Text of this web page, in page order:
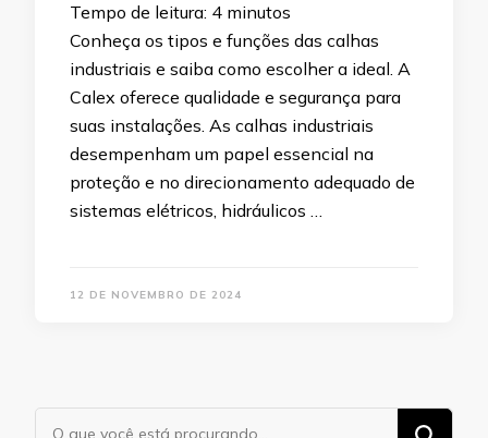
Tempo de leitura: 4 minutos
Conheça os tipos e funções das calhas
industriais e saiba como escolher a ideal. A
Calex oferece qualidade e segurança para
suas instalações. As calhas industriais
desempenham um papel essencial na
proteção e no direcionamento adequado de
sistemas elétricos, hidráulicos …
12 DE NOVEMBRO DE 2024
Procurando